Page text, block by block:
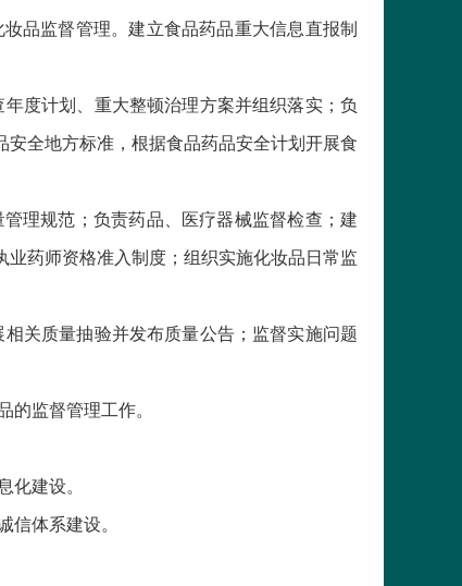
品监督管理。建立食品药品重大信息直报制
度计划、重大整顿治理方案并组织落实；负
全地方标准，根据食品药品安全计划开展食
理规范；负责药品、医疗器械监督检查；建
药师资格准入制度；组织实施化妆品日常监
关质量抽验并发布质量公告；监督实施问题
监督管理工作。
建设。
体系建设。